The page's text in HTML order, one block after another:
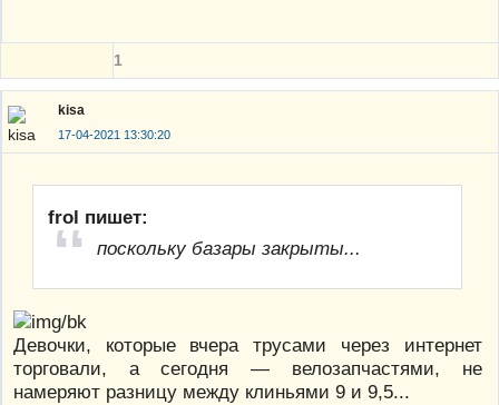
1
kisa
17-04-2021 13:30:20
frol пишет:
поскольку базары закрыты...
Девочки, которые вчера трусами через интернет
торговали, а сегодня — велозапчастями, не
намеряют разницу между клиньями 9 и 9,5...